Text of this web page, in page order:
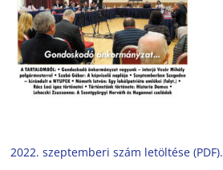
2022. szeptemberi szám letöltése (PDF).